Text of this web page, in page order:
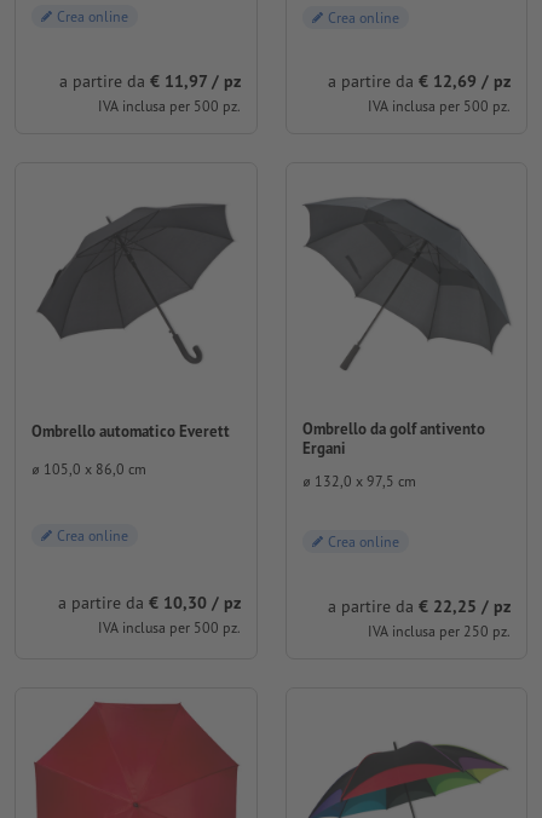
Crea online
a partire da € 11,97 / pz
IVA inclusa per 500 pz.
Crea online
a partire da € 12,69 / pz
IVA inclusa per 500 pz.
Ombrello automatico Everett
⌀ 105,0 x 86,0 cm
Crea online
a partire da € 10,30 / pz
IVA inclusa per 500 pz.
Ombrello da golf antivento
Ergani
⌀ 132,0 x 97,5 cm
Crea online
a partire da € 22,25 / pz
IVA inclusa per 250 pz.